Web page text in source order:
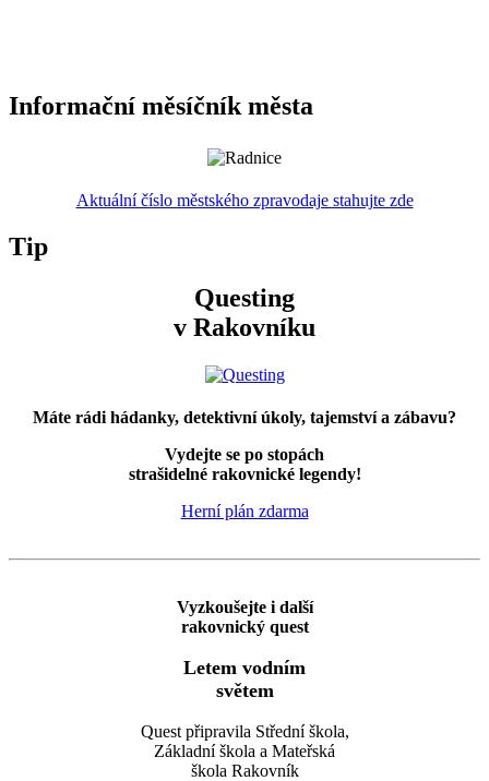
Informační měsíčník města
Aktuální číslo městského zpravodaje stahujte zde
Tip
Questing
v Rakovníku
Máte rádi hádanky, detektivní úkoly, tajemství a zábavu?
Vydejte se po stopách
strašidelné rakovnické legendy!
Herní plán zdarma
Vyzkoušejte i další
rakovnický quest
Letem vodním
světem
Quest připravila Střední škola,
Základní škola a Mateřská
škola Rakovník